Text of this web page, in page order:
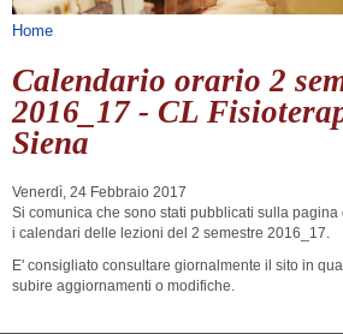
Tu sei qui
Home
Calendario orario 2
2016_17 - CL
Siena
Venerdì, 24 Febbraio 2017
Si comunica che sono stati pubblicati sulla
i calendari delle lezioni del 2 semestre 2016_17.
E' consigliato consultare giornalmente il sito in
subire aggiornamenti o modifiche.